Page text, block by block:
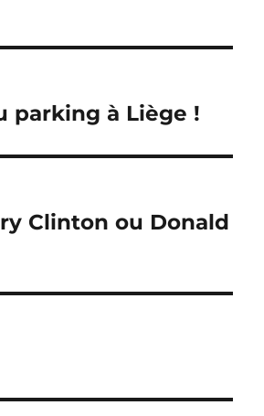
parking à Liège !
Clinton ou Donald